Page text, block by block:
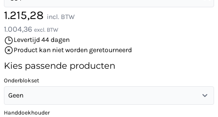
1.215,28 incl. BTW
1.004,36 excl. BTW
Levertijd 44 dagen
Product kan niet worden geretourneerd
Kies passende producten
Onderblokset
Geen
Handdoekhouder